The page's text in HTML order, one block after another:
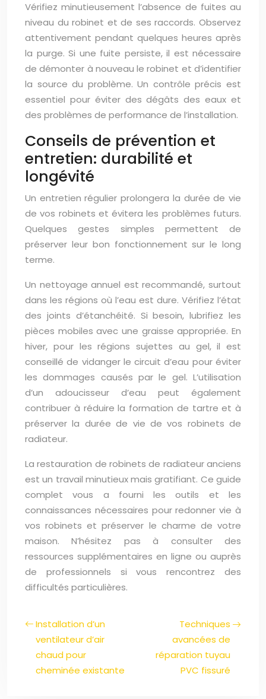
Vérifiez minutieusement l’absence de fuites au
niveau du robinet et de ses raccords. Observez
attentivement pendant quelques heures après
la purge. Si une fuite persiste, il est nécessaire
de démonter à nouveau le robinet et d’identifier
la source du problème. Un contrôle précis est
essentiel pour éviter des dégâts des eaux et
des problèmes de performance de l’installation.
Conseils de prévention et
entretien: durabilité et
longévité
Un entretien régulier prolongera la durée de vie
de vos robinets et évitera les problèmes futurs.
Quelques gestes simples permettent de
préserver leur bon fonctionnement sur le long
terme.
Un nettoyage annuel est recommandé, surtout
dans les régions où l’eau est dure. Vérifiez l’état
des joints d’étanchéité. Si besoin, lubrifiez les
pièces mobiles avec une graisse appropriée. En
hiver, pour les régions sujettes au gel, il est
conseillé de vidanger le circuit d’eau pour éviter
les dommages causés par le gel. L’utilisation
d’un adoucisseur d’eau peut également
contribuer à réduire la formation de tartre et à
préserver la durée de vie de vos robinets de
radiateur.
La restauration de robinets de radiateur anciens
est un travail minutieux mais gratifiant. Ce guide
complet vous a fourni les outils et les
connaissances nécessaires pour redonner vie à
vos robinets et préserver le charme de votre
maison. N’hésitez pas à consulter des
ressources supplémentaires en ligne ou auprès
de professionnels si vous rencontrez des
difficultés particulières.
Installation d’un
ventilateur d’air
chaud pour
cheminée existante
Techniques
avancées de
réparation tuyau
PVC fissuré